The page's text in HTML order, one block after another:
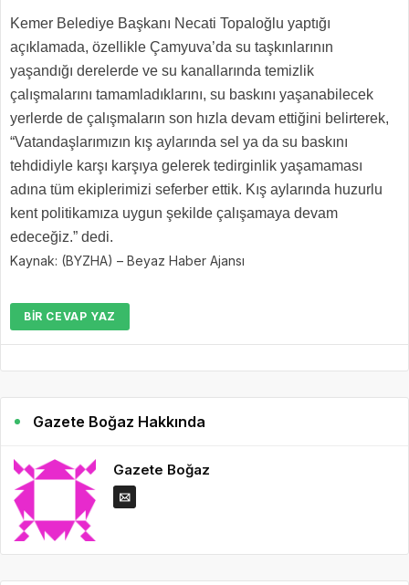
Kemer Belediye Başkanı Necati Topaloğlu yaptığı
açıklamada, özellikle Çamyuva’da su taşkınlarının
yaşandığı derelerde ve su kanallarında temizlik
çalışmalarını tamamladıklarını, su baskını yaşanabilecek
yerlerde de çalışmaların son hızla devam ettiğini belirterek,
“Vatandaşlarımızın kış aylarında sel ya da su baskını
tehdidiyle karşı karşıya gelerek tedirginlik yaşamaması
adına tüm ekiplerimizi seferber ettik. Kış aylarında huzurlu
kent politikamıza uygun şekilde çalışamaya devam
edeceğiz.” dedi.
Kaynak: (BYZHA) – Beyaz Haber Ajansı
BIR CEVAP YAZ
Gazete Boğaz Hakkında
Gazete Boğaz